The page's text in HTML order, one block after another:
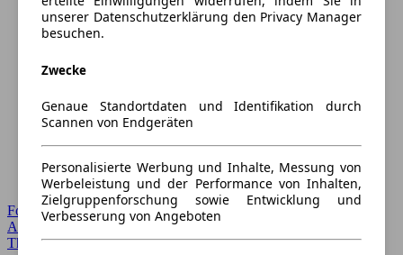
Forum Startseite
Alle Auto-Foren
Themen-Forum
unserer Datenschutzerklärung den Privacy Manager
besuchen.
Zwecke
Genaue Standortdaten und Identifikation durch
Scannen von Endgeräten
Personalisierte Werbung und Inhalte, Messung von
Werbeleistung und der Performance von Inhalten,
Zielgruppenforschung sowie Entwicklung und
Verbesserung von Angeboten